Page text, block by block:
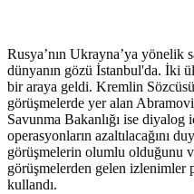
Rusya’nın Ukrayna’ya yönelik
dünyanın gözü İstanbul'da. İki
bir araya geldi. Kremlin
görüşmelerde yer alan
Savunma Bakanlığı ise
operasyonların azaltılacağını
görüşmelerin olumlu olduğunu
görüşmelerden gelen
kullandı.